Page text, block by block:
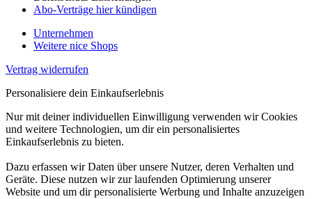
Abo-Verträge hier kündigen
Unternehmen
Weitere nice Shops
Vertrag widerrufen
Personalisiere dein Einkaufserlebnis
Nur mit deiner individuellen Einwilligung verwenden wir Cookies
und weitere Technologien, um dir ein personalisiertes
Einkaufserlebnis zu bieten.
Dazu erfassen wir Daten über unsere Nutzer, deren Verhalten und
Geräte. Diese nutzen wir zur laufenden Optimierung unserer
Website und um dir personalisierte Werbung und Inhalte anzuzeigen